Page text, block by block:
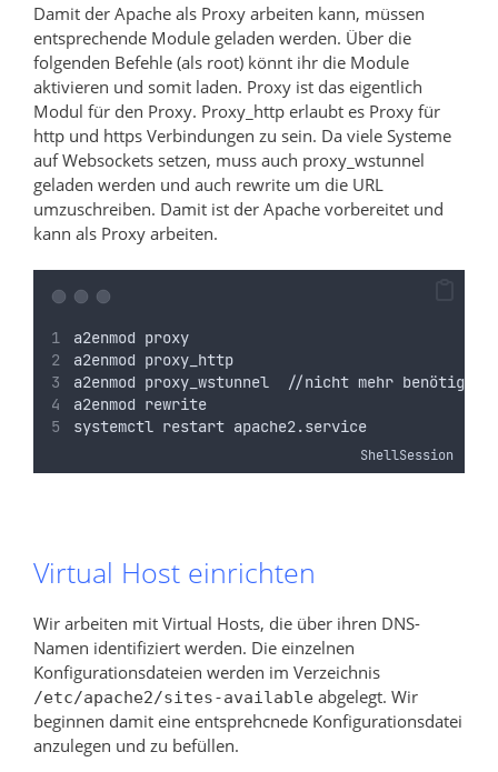
Damit der Apache als Proxy arbeiten kann, müssen
entsprechende Module geladen werden. Über die
folgenden Befehle (als root) könnt ihr die Module
aktivieren und somit laden. Proxy ist das eigentlich
Modul für den Proxy. Proxy_http erlaubt es Proxy für
http und https Verbindungen zu sein. Da viele Systeme
auf Websockets setzen, muss auch proxy_wstunnel
geladen werden und auch rewrite um die URL
umzuschreiben. Damit ist der Apache vorbereitet und
kann als Proxy arbeiten.
a2enmod proxy
a2enmod proxy_http
a2enmod proxy_wstunnel  //nicht mehr benötigt
a2enmod rewrite
systemctl restart apache2.service
ShellSession
Virtual Host einrichten
Wir arbeiten mit Virtual Hosts, die über ihren DNS-
Namen identifiziert werden. Die einzelnen
Konfigurationsdateien werden im Verzeichnis
/etc/apache2/sites-available abgelegt. Wir
beginnen damit eine entsprehcnede Konfigurationsdatei
anzulegen und zu befüllen.